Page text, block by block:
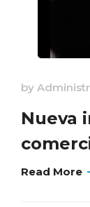
by
Nueva
Read More